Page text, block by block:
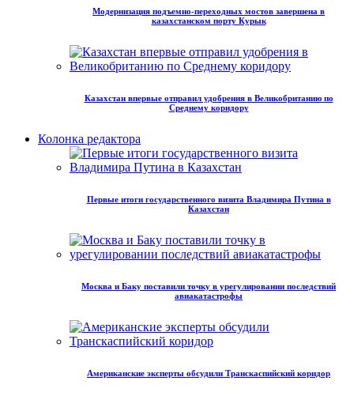
Модернизация подъемно-переходных мостов завершена в
казахстанском порту Курык
Казахстан впервые отправил удобрения в Великобританию по
Среднему коридору
Колонка редактора
Первые итоги государственного визита Владимира Путина в
Казахстан
Москва и Баку поставили точку в урегулировании последствий
авиакатастрофы
Американские эксперты обсудили Транскаспийский коридор